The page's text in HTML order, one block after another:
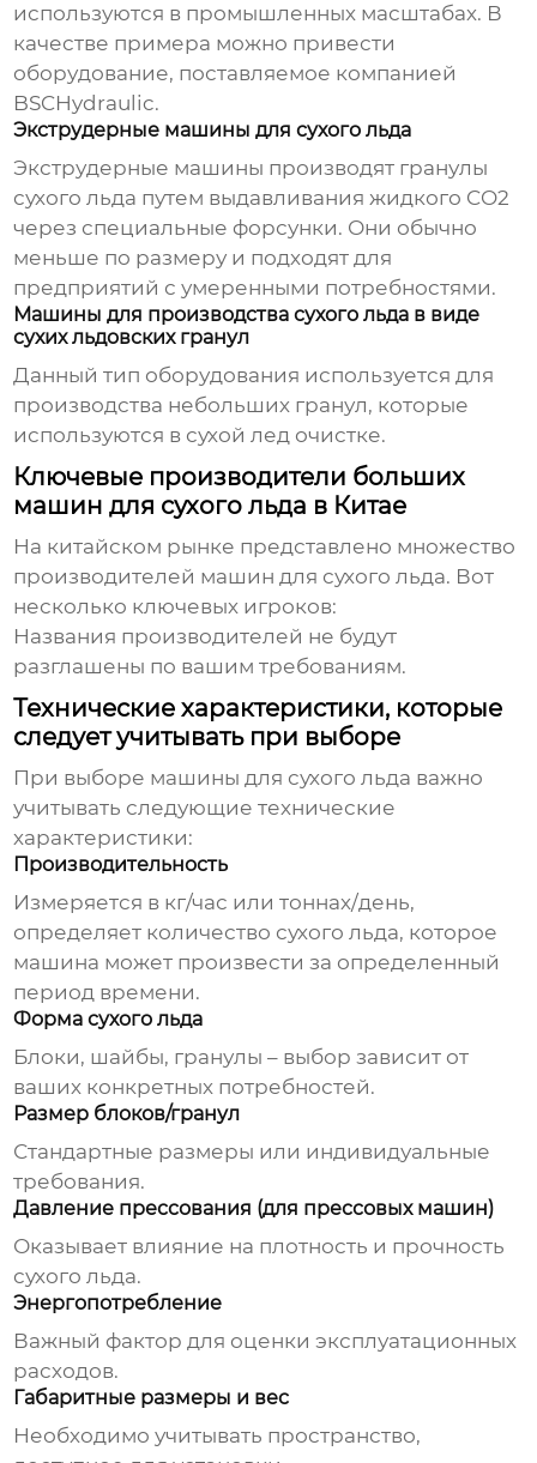
используются в промышленных масштабах. В
качестве примера можно привести
оборудование, поставляемое компанией
BSCHydraulic.
Экструдерные машины для сухого льда
Экструдерные машины производят гранулы
сухого льда путем выдавливания жидкого CO2
через специальные форсунки. Они обычно
меньше по размеру и подходят для
предприятий с умеренными потребностями.
Машины для производства сухого льда в виде
сухих льдовских гранул
Данный тип оборудования используется для
производства небольших гранул, которые
используются в сухой лед очистке.
Ключевые производители больших
машин для сухого льда в Китае
На китайском рынке представлено множество
производителей машин для сухого льда. Вот
несколько ключевых игроков:
Названия производителей не будут
разглашены по вашим требованиям.
Технические характеристики, которые
следует учитывать при выборе
При выборе машины для сухого льда важно
учитывать следующие технические
характеристики:
Производительность
Измеряется в кг/час или тоннах/день,
определяет количество сухого льда, которое
машина может произвести за определенный
период времени.
Форма сухого льда
Блоки, шайбы, гранулы – выбор зависит от
ваших конкретных потребностей.
Размер блоков/гранул
Стандартные размеры или индивидуальные
требования.
Давление прессования (для прессовых машин)
Оказывает влияние на плотность и прочность
сухого льда.
Энергопотребление
Важный фактор для оценки эксплуатационных
расходов.
Габаритные размеры и вес
Необходимо учитывать пространство,